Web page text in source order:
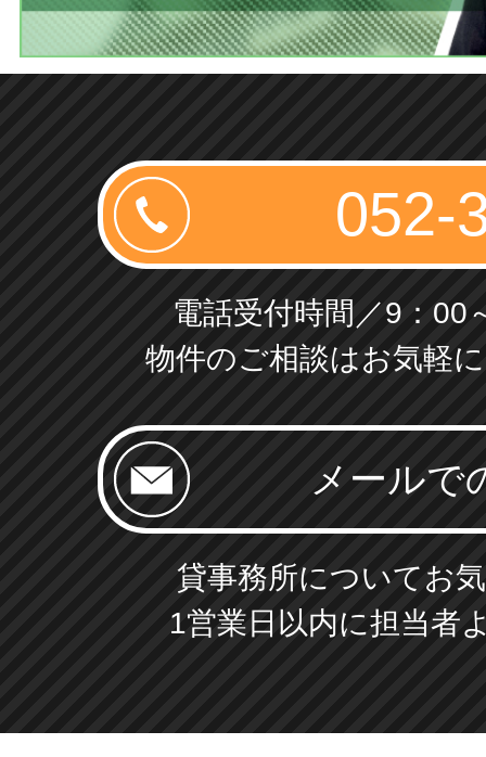
電話受付時間／9：00
物件のご相談はお気軽
貸事務所についてお
1営業日以内に担当者